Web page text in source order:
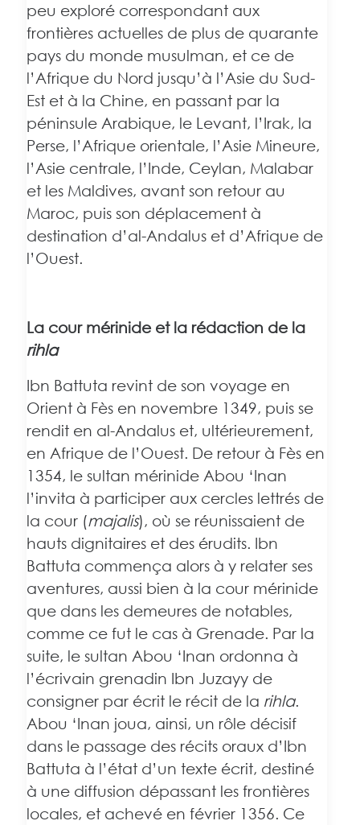
peu exploré correspondant aux
frontières actuelles de plus de quarante
pays du monde musulman, et ce de
l’Afrique du Nord jusqu’à l’Asie du Sud-
Est et à la Chine, en passant par la
péninsule Arabique, le Levant, l’Irak, la
Perse, l’Afrique orientale, l’Asie Mineure,
l’Asie centrale, l’Inde, Ceylan, Malabar
et les Maldives, avant son retour au
Maroc, puis son déplacement à
destination d’al-Andalus et d’Afrique de
l’Ouest.
La cour mérinide et la rédaction de la
rihla
Ibn Battuta revint de son voyage en
Orient à Fès en novembre 1349, puis se
rendit en al-Andalus et, ultérieurement,
en Afrique de l’Ouest. De retour à Fès en
1354, le sultan mérinide Abou ‘Inan
l’invita à participer aux cercles lettrés de
la cour (majalis), où se réunissaient de
hauts dignitaires et des érudits. Ibn
Battuta commença alors à y relater ses
aventures, aussi bien à la cour mérinide
que dans les demeures de notables,
comme ce fut le cas à Grenade. Par la
suite, le sultan Abou ‘Inan ordonna à
l’écrivain grenadin Ibn Juzayy de
consigner par écrit le récit de la rihla.
Abou ‘Inan joua, ainsi, un rôle décisif
dans le passage des récits oraux d’Ibn
Battuta à l’état d’un texte écrit, destiné
à une diffusion dépassant les frontières
locales, et achevé en février 1356. Ce